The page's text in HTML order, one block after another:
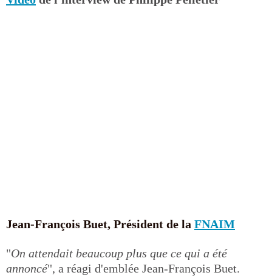
Jean-François Buet, Président de la FNAIM
"On attendait beaucoup plus que ce qui a été
annoncé", a réagi d'emblée Jean-François Buet.